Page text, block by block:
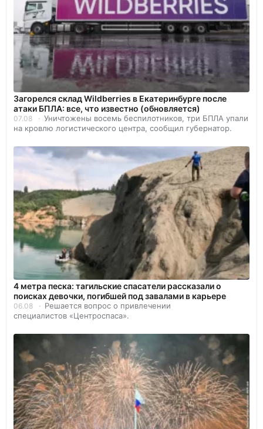
Загорелся склад Wildberries в Екатеринбурге после
атаки БПЛА: все, что известно (обновляется)
07.08
Уничтожены восемь беспилотников, три БПЛА упали
на кровлю логистического центра, сообщил губернатор.
4 метра песка: тагильские спасатели рассказали о
поисках девочки, погибшей под завалами в карьере
06.08
Решается вопрос о привлечении
специалистов «Центроспаса».